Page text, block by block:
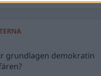
grundlagen demokratin